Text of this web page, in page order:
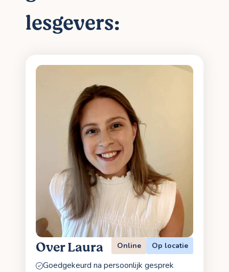
lesgevers:
Over Laura Online Op locatie
Goedgekeurd na persoonlijk gesprek